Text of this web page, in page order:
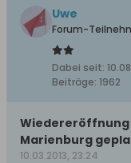
Uwe
Forum-
Dabei seit:
Beiträge: 1962
Marienburg
10.03.2013, 23:24